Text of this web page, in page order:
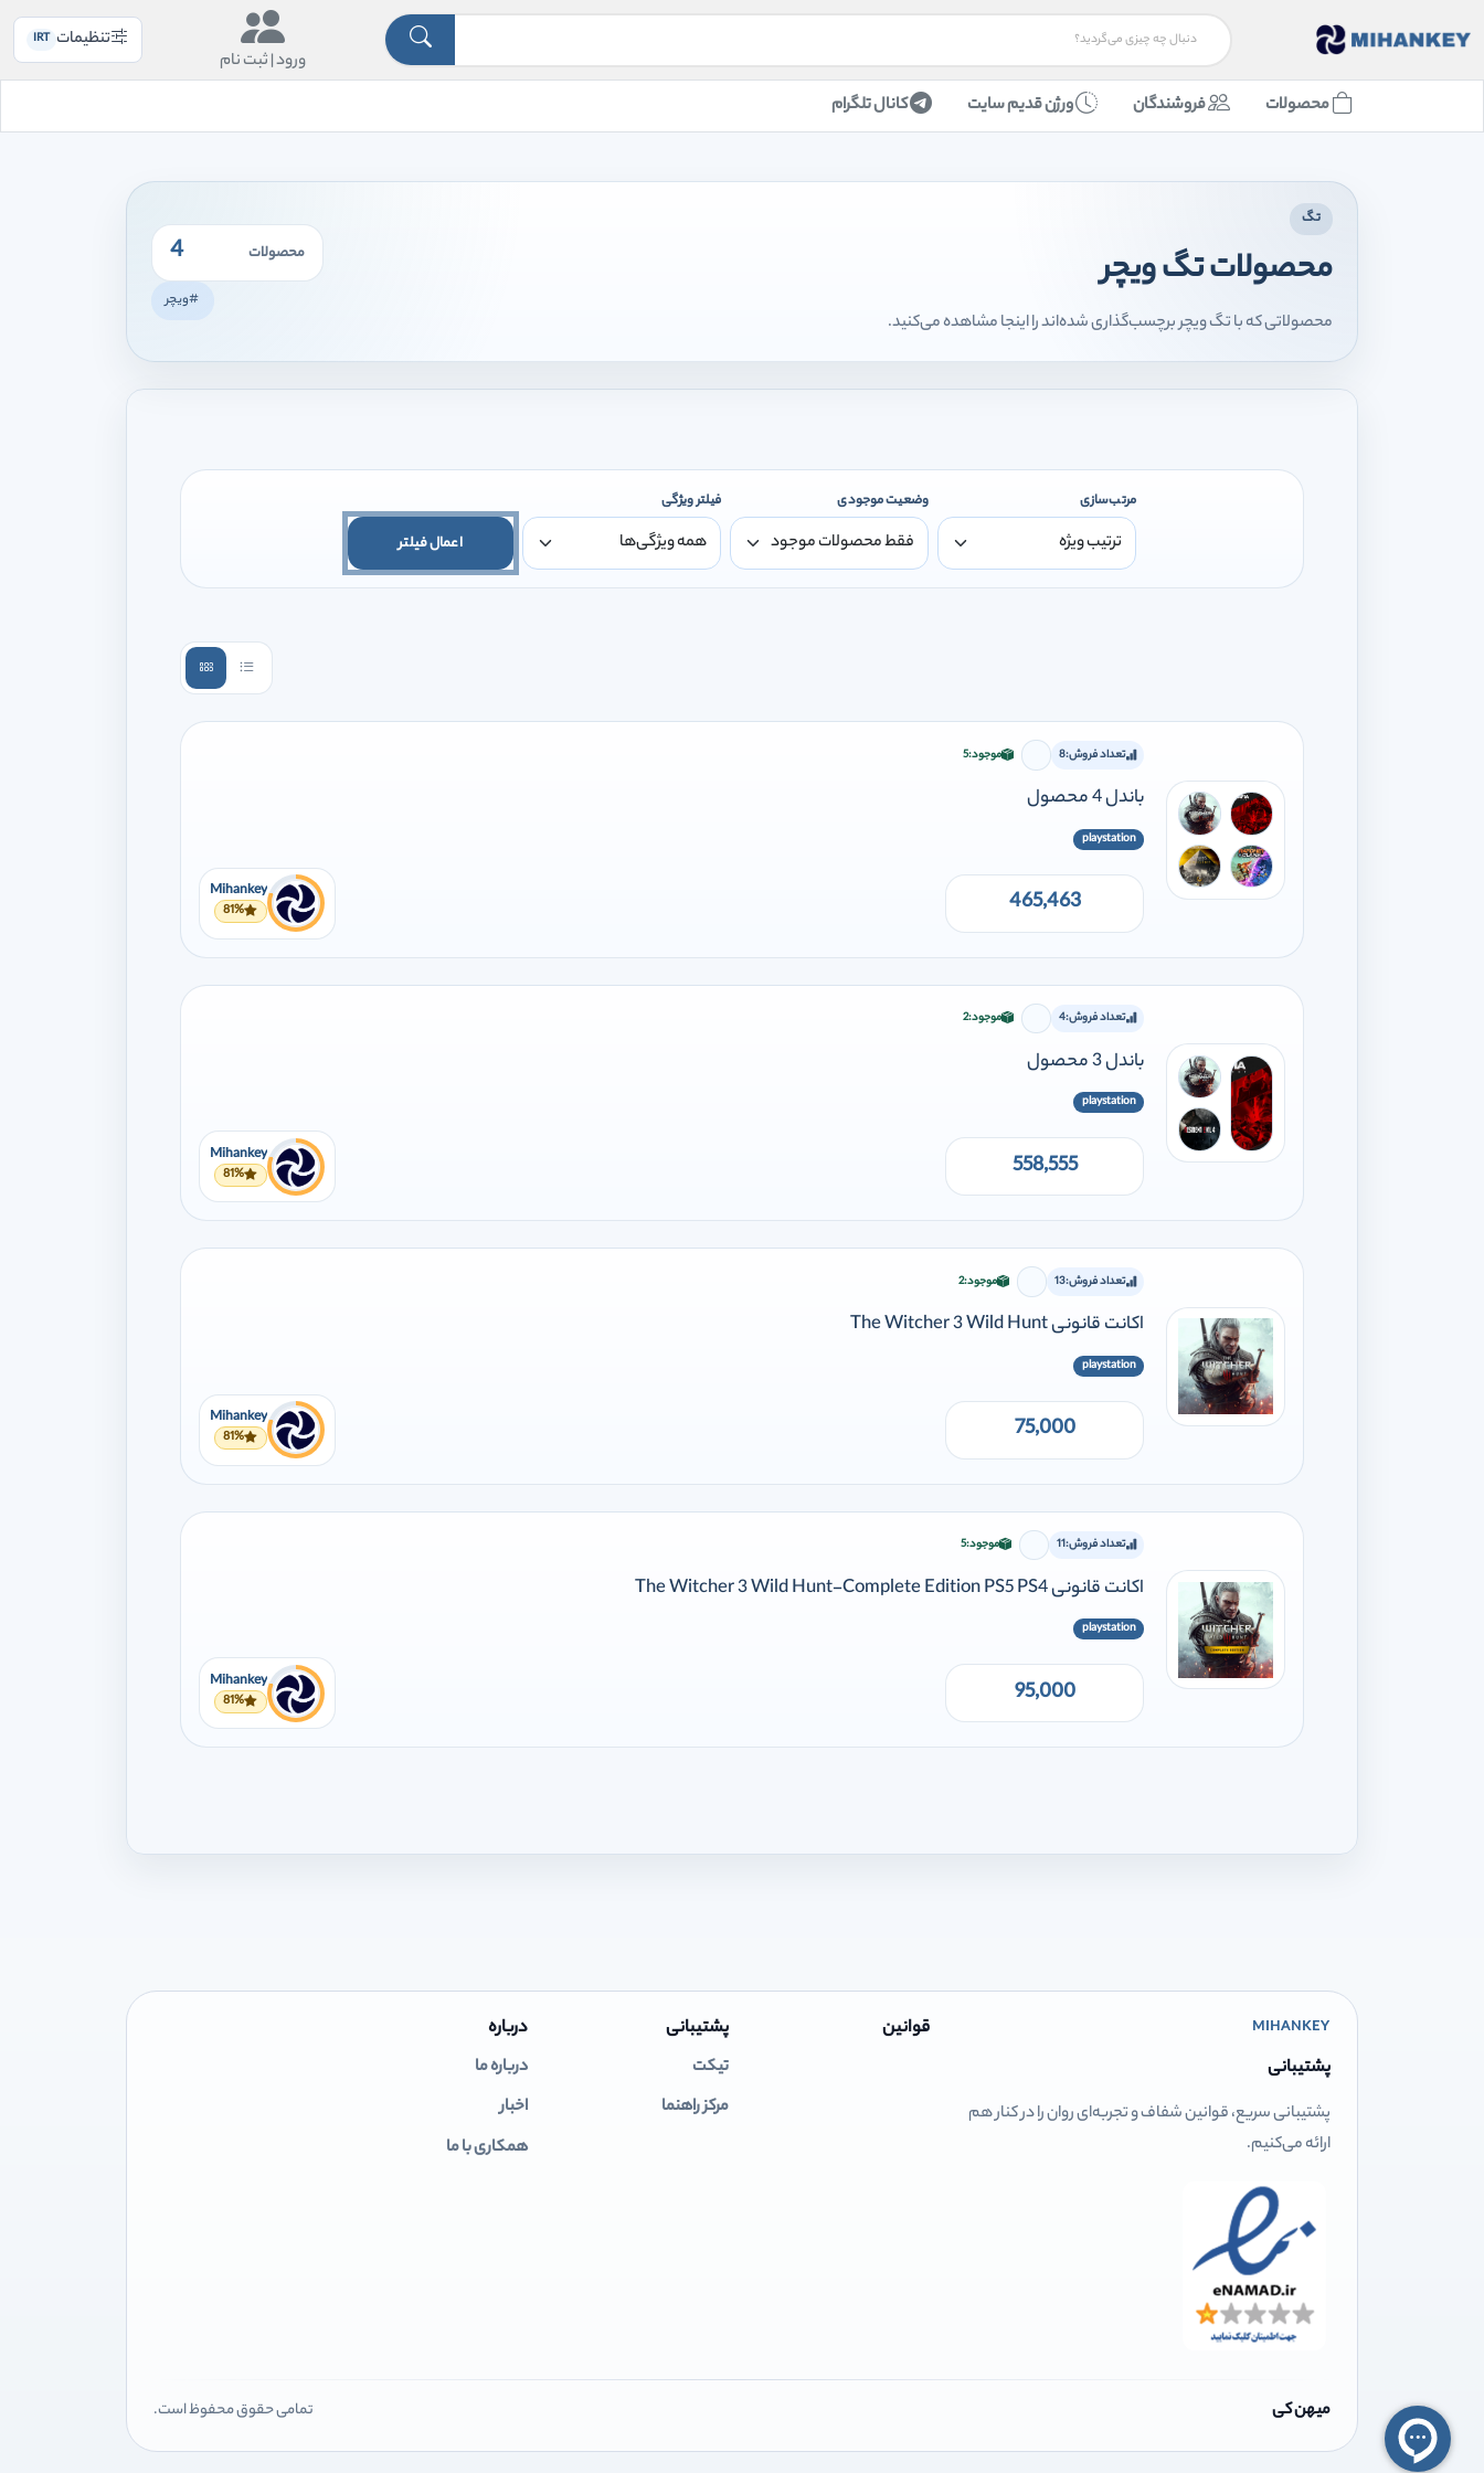
ورود |ثبت نام
تنظیمات IRT
محصولات فروشندگان ورژن قدیم سایت کانال تلگرام
تگ
محصولات تگ ویچر
محصولاتی که با تگ ویچر برچسب‌گذاری شده‌اند را اینجا مشاهده می‌کنید.
محصولات 4
#ویچر
مرتب‌سازی وضعیت موجودی فیلتر ویژگی
اعمال فیلتر
تعداد فروش:8 برای افزودن وارد شوید
موجود:5
باندل 4 محصول
playstation
465,463
Mihankey
81%
تعداد فروش:4 برای افزودن وارد شوید
موجود:2
باندل 3 محصول
playstation
558,555
Mihankey
81%
تعداد فروش:13 برای افزودن وارد شوید
موجود:2
اکانت قانونی The Witcher 3 Wild Hunt
playstation
75,000
Mihankey
81%
تعداد فروش:11 برای افزودن وارد شوید
موجود:5
اکانت قانونی The Witcher 3 Wild Hunt-Complete Edition PS5 PS4
playstation
95,000
Mihankey
81%
MIHANKEY
پشتیبانی
پشتیبانی سریع، قوانین شفاف و تجربه‌ای روان را در کنار هم
ارائه می‌کنیم.
قوانین پشتیبانی
تیکت
مرکز راهنما
درباره
درباره ما
اخبار
همکاری با ما
میهن کی تمامی حقوق محفوظ است.